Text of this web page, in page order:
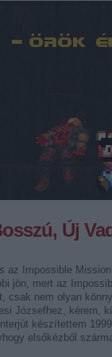
Új
az Impossible
jön, mert az
csak nem olyan
Józsefhez, kérem,
készítettem
elsőkézből